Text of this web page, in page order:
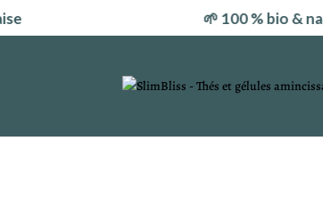
🌱 100 % bio & naturel